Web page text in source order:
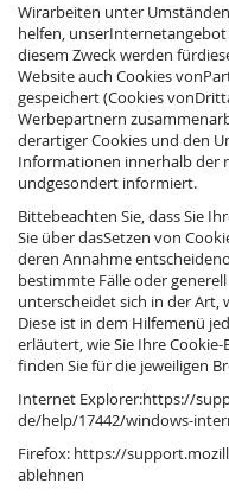
Wirarbeiten unter
helfen,
diesem Zweck werden
Website auch Cookies
gespeichert (Cookies
Werbepartnern
derartiger Cookies und den
Informationen innerhalb der
undgesondert informiert.
Bittebeachten Sie, dass Sie
Sie über dasSetzen von
deren Annahme
bestimmte Fälle oder
unterscheidet sich in der Art,
Diese ist in dem Hilfemenü
erläutert, wie Sie Ihre
finden Sie für die jeweiligen
Internet Explorer:https://
de/help/17442/windows-
Firefox: https://
ablehnen